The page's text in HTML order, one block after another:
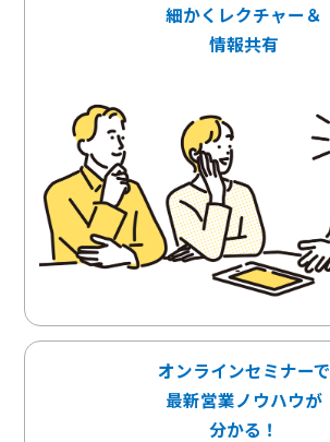
細かくレクチャー＆
情報共有
オンラインセミナーで
最新営業ノウハウが
分かる！